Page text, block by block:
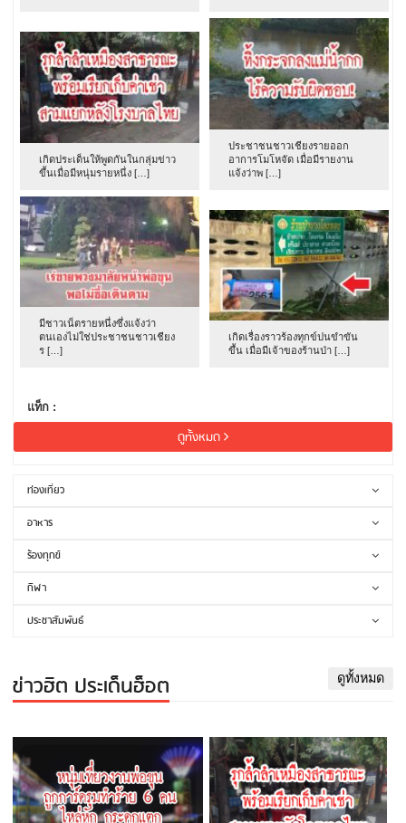
เกิดประเด็นให้พูดกันในกลุ่มข่าว
ขึ้นเมื่อมีหนุ่มรายหนึ่ง […]
ประชาชนชาวเชียงรายออก
อาการโมโหจัด เมื่อมีรายงาน
แจ้งว่าพ […]
มีชาวเน็ตรายหนึ่งซึ่งแจ้งว่า
ตนเองไม่ใช่ประชาชนชาวเชียง
ร […]
เกิดเรื่องราวร้องทุกข์ปนขำขัน
ขึ้น เมื่อมีเจ้าของร้านป่า […]
แท็ก :
ดูทั้งหมด
ท่องเที่ยว
อาหาร
ร้องทุกข์
กีฬา
ประชาสัมพันธ์
ข่าวฮิต ประเด็นฮ็อต ดูทั้งหมด